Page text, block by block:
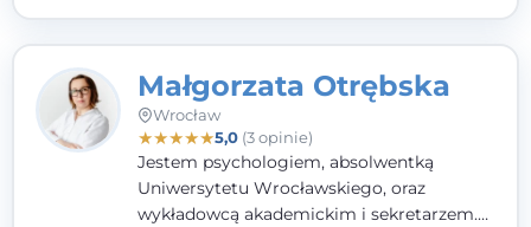
Małgorzata Otrębska
Wrocław
★★★★★5,0(3 opinie)
Jestem psychologiem, absolwentką
Uniwersytetu Wrocławskiego, oraz
wykładowcą akademickim i sekretarzem.